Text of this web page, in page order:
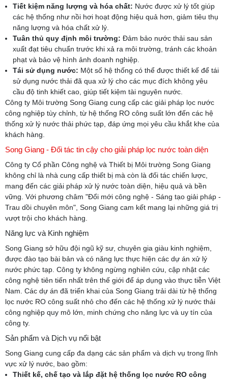
Tiết kiệm năng lượng và hóa chất: Nước được xử lý tốt giúp
các hệ thống như nồi hơi hoạt động hiệu quả hơn, giảm tiêu thụ
năng lượng và hóa chất xử lý.
Tuân thủ quy định môi trường: Đảm bảo nước thải sau sản
xuất đạt tiêu chuẩn trước khi xả ra môi trường, tránh các khoản
phạt và bảo vệ hình ảnh doanh nghiệp.
Tái sử dụng nước: Một số hệ thống có thể được thiết kế để tái
sử dụng nước thải đã qua xử lý cho các mục đích không yêu
cầu độ tinh khiết cao, giúp tiết kiệm tài nguyên nước.
Công ty Môi trường Song Giang cung cấp các giải pháp lọc nước
công nghiệp tùy chỉnh, từ hệ thống RO công suất lớn đến các hệ
thống xử lý nước thải phức tạp, đáp ứng mọi yêu cầu khắt khe của
khách hàng.
Song Giang - Đối tác tin cậy cho giải pháp lọc nước toàn diện
Công ty Cổ phần Công nghệ và Thiết bị Môi trường Song Giang
không chỉ là nhà cung cấp thiết bị mà còn là đối tác chiến lược,
mang đến các giải pháp xử lý nước toàn diện, hiệu quả và bền
vững. Với phương châm "Đổi mới công nghệ - Sáng tạo giải pháp -
Trau dồi chuyên môn", Song Giang cam kết mang lại những giá trị
vượt trội cho khách hàng.
Năng lực và Kinh nghiệm
Song Giang sở hữu đội ngũ kỹ sư, chuyên gia giàu kinh nghiệm,
được đào tạo bài bản và có năng lực thực hiện các dự án xử lý
nước phức tạp. Công ty không ngừng nghiên cứu, cập nhật các
công nghệ tiên tiến nhất trên thế giới để áp dụng vào thực tiễn Việt
Nam. Các dự án đã triển khai của Song Giang trải dài từ hệ thống
lọc nước RO công suất nhỏ cho đến các hệ thống xử lý nước thải
công nghiệp quy mô lớn, minh chứng cho năng lực và uy tín của
công ty.
Sản phẩm và Dịch vụ nổi bật
Song Giang cung cấp đa dạng các sản phẩm và dịch vụ trong lĩnh
vực xử lý nước, bao gồm:
Thiết kế, chế tạo và lắp đặt hệ thống lọc nước RO công